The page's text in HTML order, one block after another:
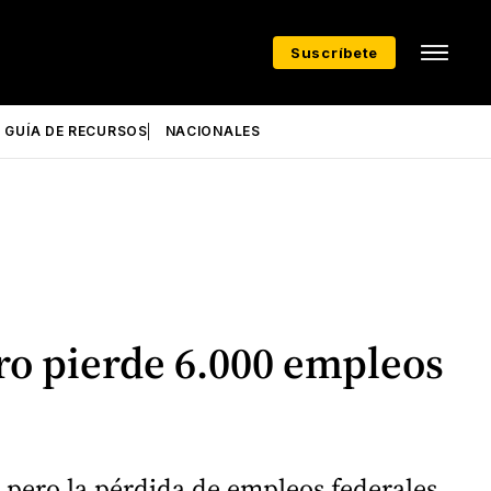
Suscríbete
GUÍA DE RECURSOS NACIONALES
pierde 6.000 empleos